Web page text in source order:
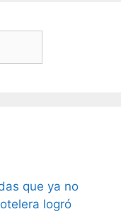
que ya no
logró